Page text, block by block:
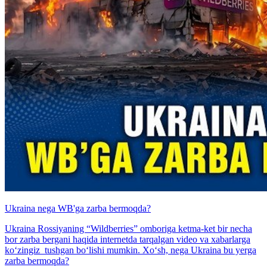
Ukraina nega WB'ga zarba bermoqda?
Ukraina Rossiyaning “Wildberries” omboriga ketma-ket bir necha
bor zarba bergani haqida internetda tarqalgan video va xabarlarga
ko‘zingiz tushgan bo‘lishi mumkin. Xo‘sh, nega Ukraina bu yerga
zarba bermoqda?